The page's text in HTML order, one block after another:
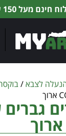
חינם מעל 150 ש"ח
לצבא/